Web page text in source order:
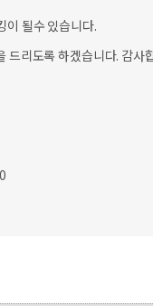
될수 있습니다.
드리도록 하겠습니다. 감사